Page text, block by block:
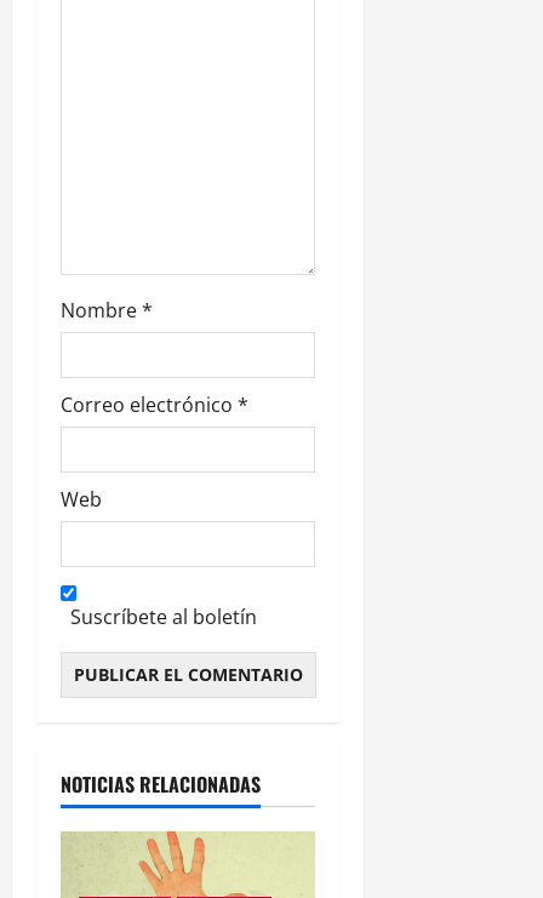
s
Nombre*
Correo electrónico *
Web
Suscríbete al boletín
NOTICIAS RELACIONADAS